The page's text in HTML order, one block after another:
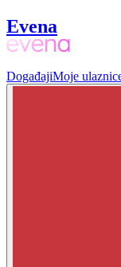
Evena
DogađajiMoje